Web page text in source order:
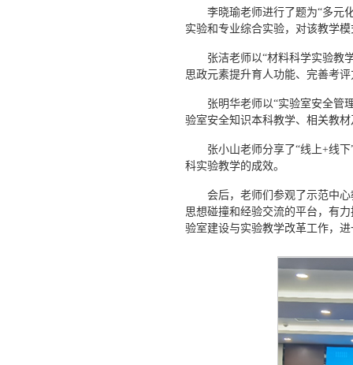
李晓瑜老师进行了题为“多元
实验和专业综合实验，对该教学
张洁老师以“材料科学实验教
思政元素提升育人功能、完善考
张明华老师以“实验室安全管
验室安全知识本科教学、相关教
张小山老师分享了“线上+线
科实验教学的成效。
会后，老师们参观了示范中
思想碰撞和经验交流的平台，有
验室建设与实验教学改革工作，